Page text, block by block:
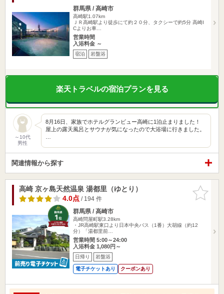
群馬県 / 高崎市
高崎駅1.07km
ＪＲ高崎駅より徒歩にて約２０分、タクシーで約5分 高崎I
Cよりお車…
営業時間
入浴料金 ～
宿泊 岩盤浴
楽天トラベルの宿泊プランを見る
～10代
男性
8月16日、家族でホテルグランビュー高崎に1泊止まりました！
屋上の露天風呂とサウナが気になったので大浴場に行きました。
関連情報から探す
お気に入
りに追加
高崎 京ヶ島天然温泉 湯都里（ゆとり）
4.0点/ 194 件
群馬県 / 高崎市
高崎問屋町駅3.28km
・JR高崎駅東口より日本中央バス（1番）大胡線（約12
分）「湯都里前…
営業時間 5:00～24:00
入浴料金 1,080円～
日帰り 岩盤浴
電子チケットあり クーポンあり